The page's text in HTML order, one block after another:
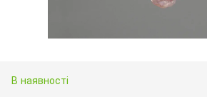
В наявності